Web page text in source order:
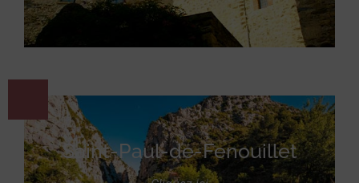
Saint-Paul-de-Fenouillet